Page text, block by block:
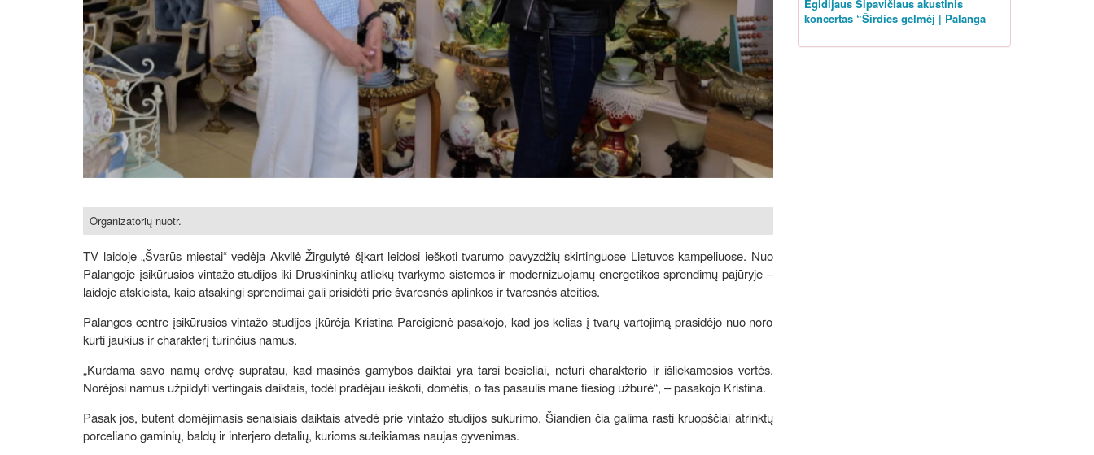
Organizatorių nuotr.
TV laidoje „Švarūs miestai“ vedėja Akvilė Žirgulytė šįkart leidosi ieškoti tvarumo pavyzdžių skirtinguose Lietuvos kampeliuose. Nuo
Palangoje įsikūrusios vintažo studijos iki Druskininkų atliekų tvarkymo sistemos ir modernizuojamų energetikos sprendimų pajūryje –
laidoje atskleista, kaip atsakingi sprendimai gali prisidėti prie švaresnės aplinkos ir tvaresnės ateities.
Palangos centre įsikūrusios vintažo studijos įkūrėja Kristina Pareigienė pasakojo, kad jos kelias į tvarų vartojimą prasidėjo nuo noro
kurti jaukius ir charakterį turinčius namus.
„Kurdama savo namų erdvę supratau, kad masinės gamybos daiktai yra tarsi besieliai, neturi charakterio ir išliekamosios vertės.
Norėjosi namus užpildyti vertingais daiktais, todėl pradėjau ieškoti, domėtis, o tas pasaulis mane tiesiog užbūrė“, – pasakojo Kristina.
Pasak jos, būtent domėjimasis senaisiais daiktais atvedė prie vintažo studijos sukūrimo. Šiandien čia galima rasti kruopščiai atrinktų
porceliano gaminių, baldų ir interjero detalių, kurioms suteikiamas naujas gyvenimas.
Egidijaus Sipavičiaus akustinis
koncertas “Širdies gelmėj | Palanga